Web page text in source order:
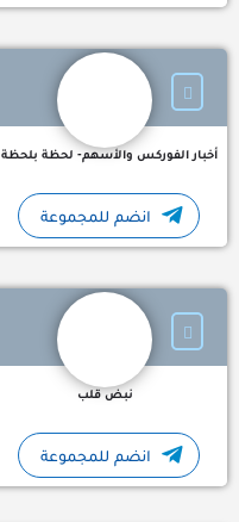
أخبار الفوركس والأسهم- لحظة
انضم للمجموعة
نبض قلب
نبض قلب قنوات
انضم للمجموعة
المغرب والعالم: